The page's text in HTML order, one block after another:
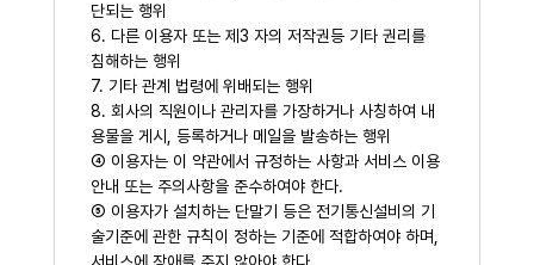
단되는 행위
6. 다른 이용자 또는 제3 자의 저작권등 기타 권리를
침해하는 행위
7. 기타 관계 법령에 위배되는 행위
8. 회사의 직원이나 관리자를 가장하거나 사칭하여 내
용물을 게시, 등록하거나 메일을 발송하는 행위
④ 이용자는 이 약관에서 규정하는 사항과 서비스 이용
안내 또는 주의사항을 준수하여야 한다.
⑤ 이용자가 설치하는 단말기 등은 전기통신설비의 기
술기준에 관한 규칙이 정하는 기준에 적합하여야 하며,